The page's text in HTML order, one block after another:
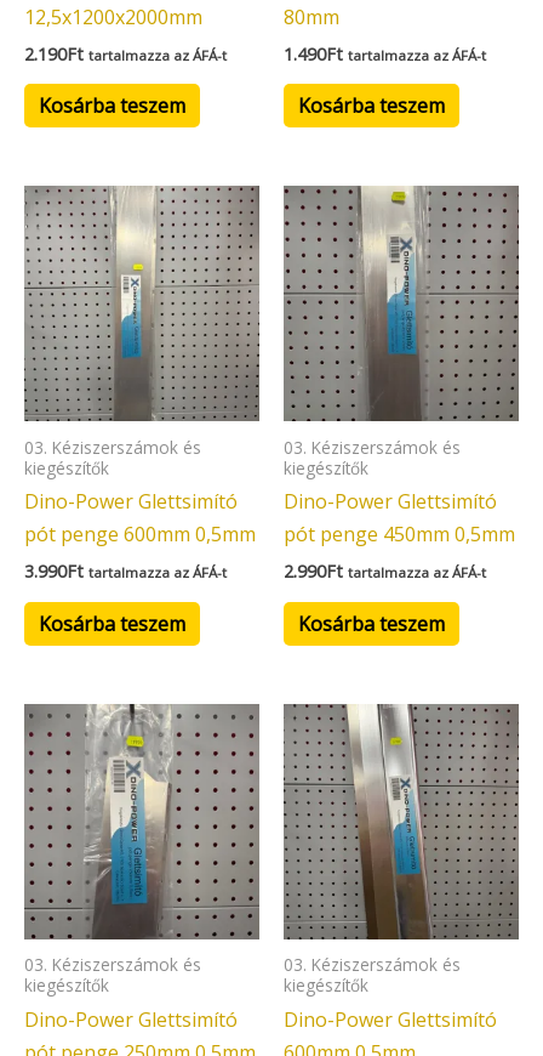
12,5x1200x2000mm
2.190Ft tartalmazza az ÁFÁ-t
Kosárba teszem
80mm
1.490Ft tartalmazza az ÁFÁ-t
Kosárba teszem
03. Kéziszerszámok és
kiegészítők
Dino-Power Glettsimító
pót penge 600mm 0,5mm
3.990Ft tartalmazza az ÁFÁ-t
Kosárba teszem
03. Kéziszerszámok és
kiegészítők
Dino-Power Glettsimító
pót penge 450mm 0,5mm
2.990Ft tartalmazza az ÁFÁ-t
Kosárba teszem
03. Kéziszerszámok és
kiegészítők
Dino-Power Glettsimító
03. Kéziszerszámok és
kiegészítők
Dino-Power Glettsimító